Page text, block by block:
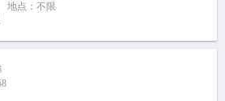
点：不限